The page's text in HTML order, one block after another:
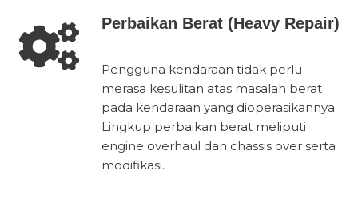
Perbaikan Berat (Heavy Repair)
Pengguna kendaraan tidak perlu
merasa kesulitan atas masalah berat
pada kendaraan yang dioperasikannya.
Lingkup perbaikan berat meliputi
engine overhaul dan chassis over serta
modifikasi.